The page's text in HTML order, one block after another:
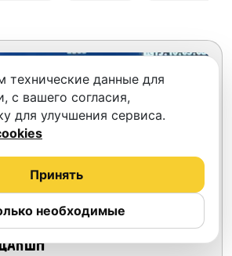
технические данные для
с вашего согласия,
для улучшения сервиса.
необходимые
Принять